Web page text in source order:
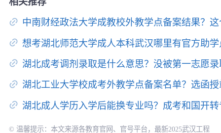
中南财经政法大学成教校外教学点备案结果？
想考湖北师范大学成人本科武汉哪里有官方助
湖北成考调剂录取是什么意思？没被第一志愿
湖北工业大学校成考外教学点备案名单？选函
湖北成人学历入学后能换专业吗？成考和国开
© 温馨提示：本文来源各教育官网、官号平台，最新2025武汉工程